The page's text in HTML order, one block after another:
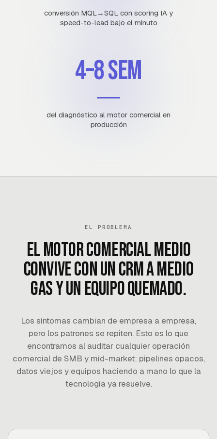
conversión MQL→SQL con scoring IA y
speed-to-lead bajo el minuto
4–8 sem
del diagnóstico al motor comercial en
producción
EL PROBLEMA
El motor comercial medio
convive con un CRM a medio
gas y un equipo quemado.
Los síntomas cambian de empresa a empresa,
pero los patrones se repiten. Esto es lo que
encontramos al auditar cualquier operación
comercial de SMB y mid-market: pipelines opacos,
datos viejos y equipos haciendo a mano lo que la
tecnología ya resuelve.